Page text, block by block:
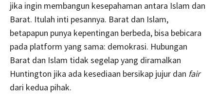
jika ingin membangun kesepahaman antara Islam dan
Barat. Itulah inti pesannya. Barat dan Islam,
betapapun punya kepentingan berbeda, bisa bebicara
pada platform yang sama: demokrasi. Hubungan
Barat dan Islam tidak segelap yang diramalkan
Huntington jika ada kesediaan bersikap jujur dan fair
dari kedua pihak.